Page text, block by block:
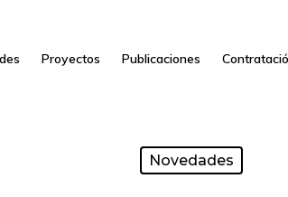
Proyectos Publicaciones
Novedades